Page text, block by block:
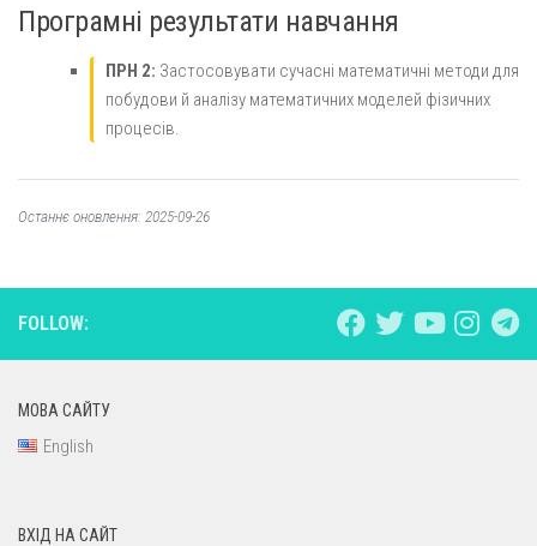
Програмні результати навчання
ПРН 2: Застосовувати сучасні математичні методи для
побудови й аналізу математичних моделей фізичних
процесів.
Останнє оновлення: 2025-09-26
FOLLOW:
МОВА САЙТУ
English
ВХІД НА САЙТ